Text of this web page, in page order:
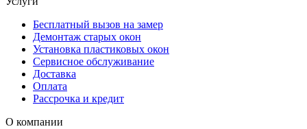
Бесплатный вызов на замер
Демонтаж старых окон
Установка пластиковых окон
Сервисное обслуживание
Доставка
Оплата
Рассрочка и кредит
О компании